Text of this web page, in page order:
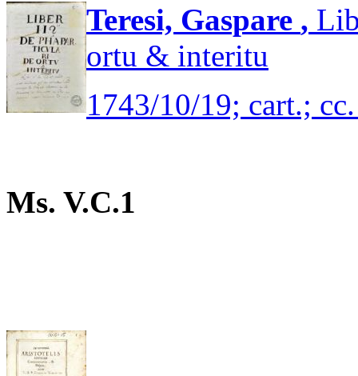
Teresi, Gaspare ,
ortu & interitu
1743/10/19; cart.;
Ms. V.C.1